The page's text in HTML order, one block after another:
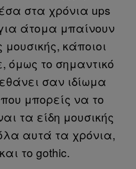
στα χρόνια ups
άτομα μπαίνουν
κάποιοι
το σημαντικό
σαν ιδίωμα
μπορείς να το
τα είδη μουσικής
αυτά τα χρόνια,
το gothic.